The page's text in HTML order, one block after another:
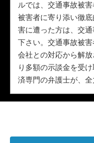
ルでは、交通事故被
被害者に寄り添い徹
害に遭った方は、交
下さい。交通事故被
会社との対応から解
り多額の示談金を受
済専門の弁護士が、全